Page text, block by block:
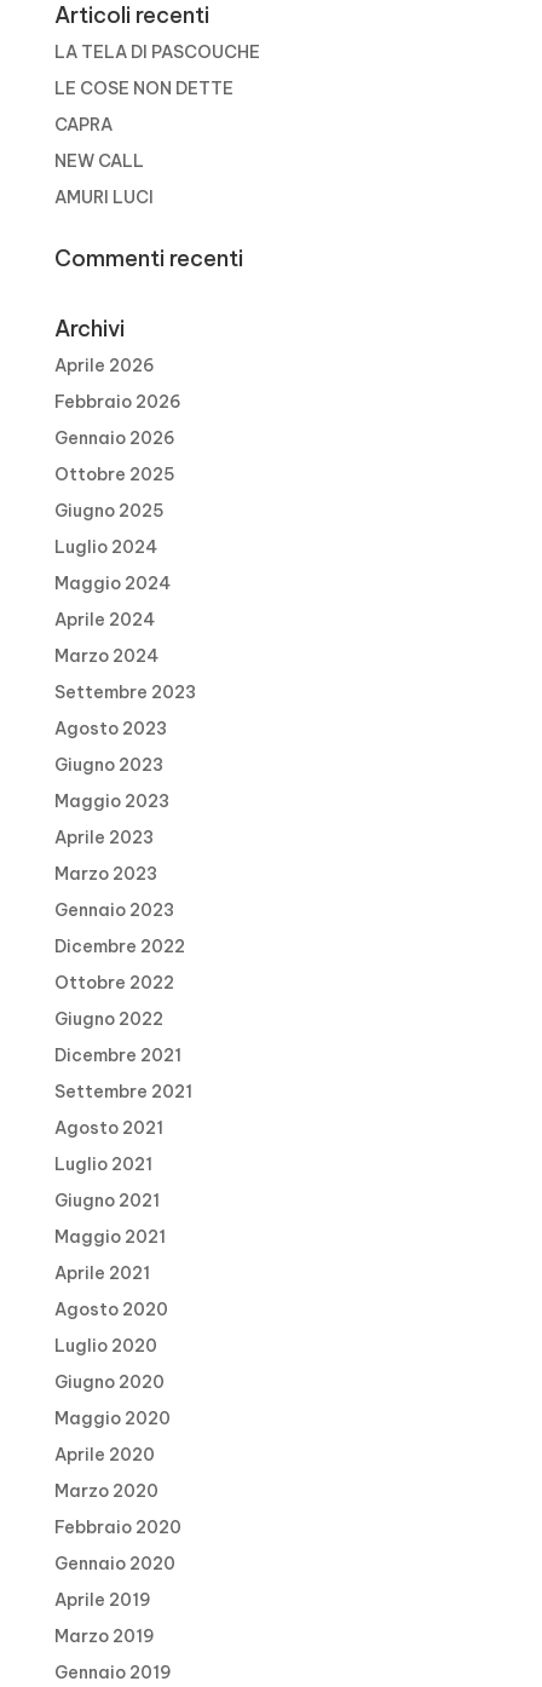
Articoli recenti
LA TELA DI PASCOUCHE
LE COSE NON DETTE
CAPRA
NEW CALL
AMURI LUCI
Commenti recenti
Archivi
Aprile 2026
Febbraio 2026
Gennaio 2026
Ottobre 2025
Giugno 2025
Luglio 2024
Maggio 2024
Aprile 2024
Marzo 2024
Settembre 2023
Agosto 2023
Giugno 2023
Maggio 2023
Aprile 2023
Marzo 2023
Gennaio 2023
Dicembre 2022
Ottobre 2022
Giugno 2022
Dicembre 2021
Settembre 2021
Agosto 2021
Luglio 2021
Giugno 2021
Maggio 2021
Aprile 2021
Agosto 2020
Luglio 2020
Giugno 2020
Maggio 2020
Aprile 2020
Marzo 2020
Febbraio 2020
Gennaio 2020
Aprile 2019
Marzo 2019
Gennaio 2019